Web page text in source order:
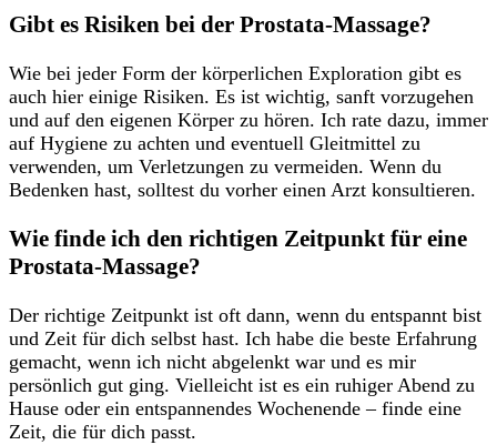
Gibt es Risiken bei der‌ Prostata-Massage?
Wie ​bei jeder ⁤Form ⁣der körperlichen Exploration gibt es⁤
auch hier ⁣einige‍ Risiken. Es ist wichtig,⁤ sanft vorzugehen
und ⁤auf ‍den eigenen Körper zu ⁢hören. Ich‌ rate dazu, immer
auf⁢ Hygiene zu achten und⁢ eventuell⁤ Gleitmittel zu⁣
verwenden, um Verletzungen zu vermeiden. Wenn du
Bedenken hast, solltest du vorher ‌einen Arzt konsultieren.
Wie finde ‌ich⁤ den‍ richtigen Zeitpunkt‍ für eine
Prostata-Massage?
Der richtige Zeitpunkt ist ‍oft ‍dann, wenn du entspannt bist​
und Zeit für dich selbst hast.​ Ich habe die ​beste Erfahrung
gemacht, wenn ich nicht abgelenkt war und es mir
persönlich gut ging.⁤ Vielleicht ist⁢ es ein ruhiger Abend zu
Hause oder ein entspannendes Wochenende⁢ – finde⁢ eine
Zeit, die für dich passt.